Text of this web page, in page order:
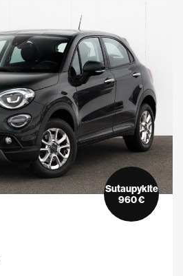
Sutaupykite
960 €